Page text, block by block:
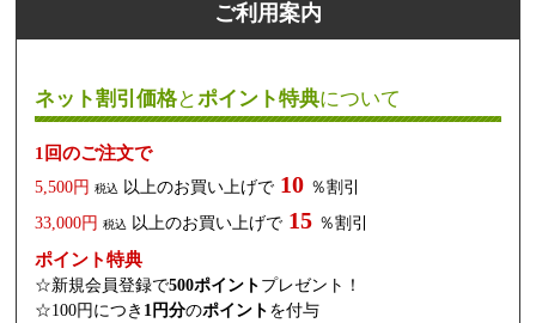
ご利用案内
ネット割引価格とポイント特典について
1回のご注文で
5,500円 税込 以上のお買い上げで 10 ％割引
33,000円 税込 以上のお買い上げで 15 ％割引
ポイント特典
☆新規会員登録で500ポイント プレゼント！
☆100円につき 1円分のポイント を付与